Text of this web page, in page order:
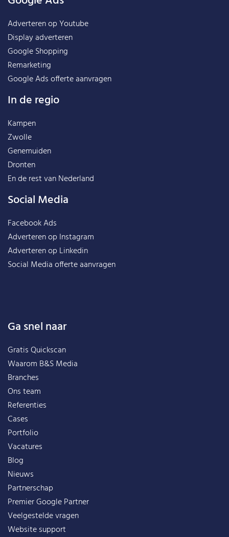
Adverteren op Youtube
Display adverteren
Google Shopping
Remarketing
Google Ads offerte aanvragen
In de regio
Kampen
Zwolle
Genemuiden
Dronten
En de rest vanNederland
Social Media
Facebook Ads
Adverteren op Instagram
Adverteren op Linkedin
Social Media offerte aanvragen
Ga snel naar
Gratis Quickscan
Waarom B&S Media
Branches
Ons team
Referenties
Cases
Portfolio
Vacatures
Blog
Nieuws
Partnerschap
Premier Google Partner
Veelgestelde vragen
Website support